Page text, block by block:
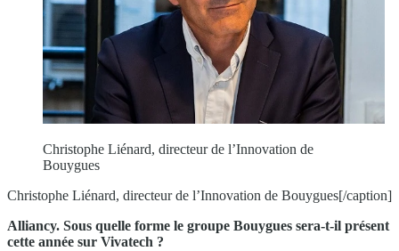
Christophe Liénard, directeur de l’Innovation de
Bouygues
Christophe Liénard, directeur de l’Innovation de Bouygues[/caption]
Alliancy. Sous quelle forme le groupe Bouygues sera-t-il présent
cette année sur Vivatech ?